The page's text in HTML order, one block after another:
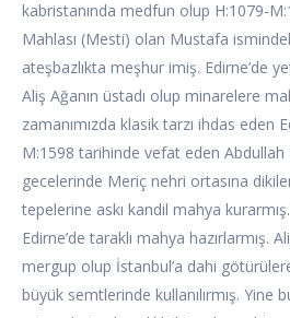
kabristanında medfun olup H:1079-
Mahlası (Mesti) olan Mustafa
ateşbazlıkta meşhur imiş. Edirne’de
Aliş Ağanın üstadı olup minarelere
zamanımızda klasik tarzı ihdas eden
M:1598 tarihinde vefat eden Abdullah
gecelerinde Meriç nehri ortasına
tepelerine askı kandil mahya
Edirne’de taraklı mahya hazırlarmış.
mergup olup İstanbul’a dahi
büyük semtlerinde kullanılırmış. Yine